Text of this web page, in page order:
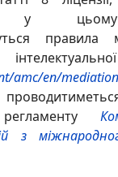
у цьому
правила
amc/en/
з